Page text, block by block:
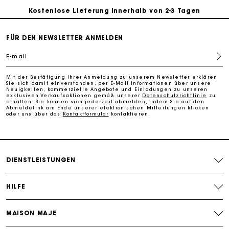
Kostenlose Lieferung innerhalb von 2-3 Tagen
PayPal - Bezahlung nach 30 Tagen
Kostenlose Umtausch & Rücksendung
Die Maje-Geschenkkarte: Die beste Möglichkeit, das
perfekte Geschenk zu machen
FÜR DEN NEWSLETTER ANMELDEN
E-mail
Mit der Bestätigung Ihrer Anmeldung zu unserem Newsletter erklären
Sie sich damit einverstanden, per E-Mail Informationen über unsere
Neuigkeiten, kommerzielle Angebote und Einladungen zu unseren
exklusiven Verkaufsaktionen gemäß unserer Datenschutzrichtlinie
zu
erhalten. Sie können sich jederzeit abmelden, indem Sie auf den
Abmeldelink am Ende unserer elektronischen Mitteilungen klicken
oder uns über das
Kontaktformular kontaktieren.
DIENSTLEISTUNGEN
HILFE
MAISON MAJE